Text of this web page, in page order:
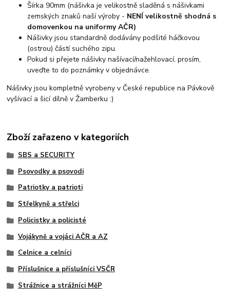
Šírka 90mm (nášivka je velikostně sladěná s nášivkami
zemských znaků naší výroby - NENÍ velikostně shodná s
domovenkou na uniformy AČR)
Nášivky jsou standardně dodávány podšité háčkovou
(ostrou) částí suchého zipu.
Pokud si přejete nášivky našívací/nažehlovací, prosím,
uveďte to do poznámky v objednávce.
Nášivky jsou kompletně vyrobeny v České republice na Pávkově
vyšívací a šicí dílně v Žamberku :)
Zboží zařazeno v kategoriích
SBS a SECURITY
Psovodky a psovodi
Patriotky a patrioti
Střelkyně a střelci
Policistky a policisté
Vojákyně a vojáci AČR a AZ
Celnice a celníci
Příslušnice a příslušníci VSČR
Strážnice a strážníci MěP